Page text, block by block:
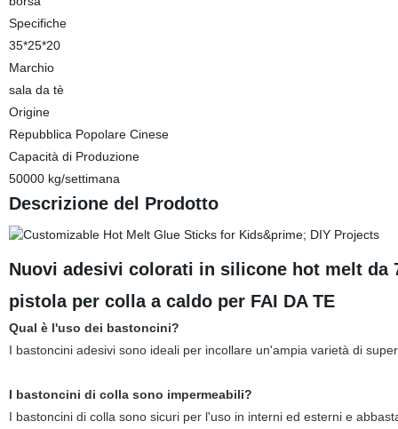
Specifiche
35*25*20
Marchio
sala da tè
Origine
Repubblica Popolare Cinese
Capacità di Produzione
50000 kg/settimana
Descrizione del Prodotto
Nuovi adesivi colorati in silicone hot melt da
pistola per colla a caldo per FAI DA TE
Qual è l'uso dei bastoncini?
I bastoncini adesivi sono ideali per incollare un'ampia varietà di
I bastoncini di colla sono impermeabili?
I bastoncini di colla sono sicuri per l'uso in interni ed esterni e